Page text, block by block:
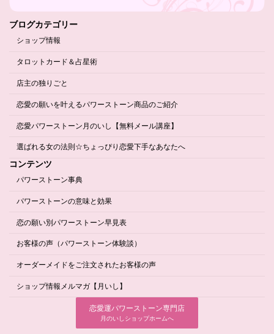
ブログカテゴリー
ショップ情報
タロットカード＆占星術
店主の独りごと
恋愛の願いを叶えるパワーストーン商品のご紹介
恋愛パワーストーン月のいし【無料メール講座】
選ばれる女の法則☆ちょっぴり恋愛下手なあなたへ
コンテンツ
パワーストーン事典
パワーストーンの意味と効果
恋の願い別パワーストーン早見表
お客様の声（パワーストーン体験談）
オーダーメイドをご注文されたお客様の声
ショップ情報メルマガ【月いし】
恋愛運パワーストーン専門店
月のいしショップホームへ